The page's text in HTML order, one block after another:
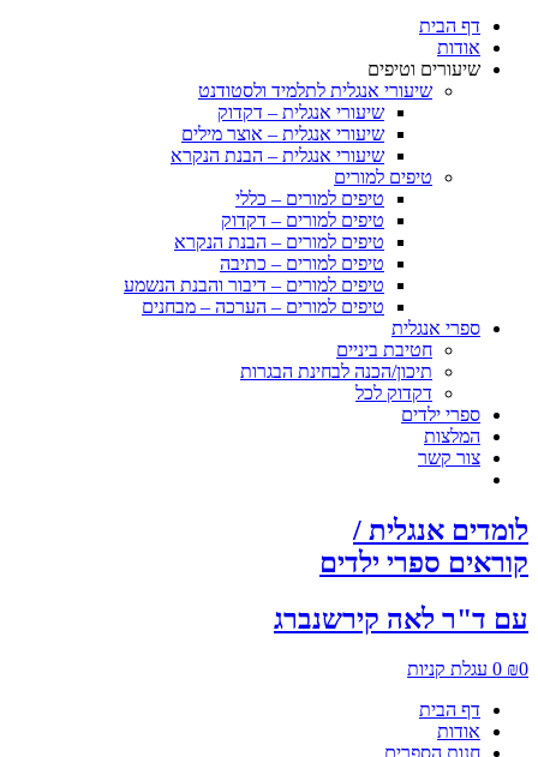
דף הבית
אודות
שיעורים וטיפים
שיעורי אנגלית לתלמיד ולסטודנט
שיעורי אנגלית – דקדוק
שיעורי אנגלית – אוצר מילים
שיעורי אנגלית – הבנת הנקרא
טיפים למורים
טיפים למורים – כללי
טיפים למורים – דקדוק
טיפים למורים – הבנת הנקרא
טיפים למורים – כתיבה
טיפים למורים – דיבור והבנת הנשמע
טיפים למורים – הערכה – מבחנים
ספרי אנגלית
חטיבת ביניים
תיכון/הכנה לבחינת הבגרות
דקדוק לכל
ספרי ילדים
המלצות
צור קשר
לומדים אנגלית /
קוראים ספרי ילדים
עם ד"ר לאה קירשנברג
₪0
0 עגלת קניות
דף הבית
אודות